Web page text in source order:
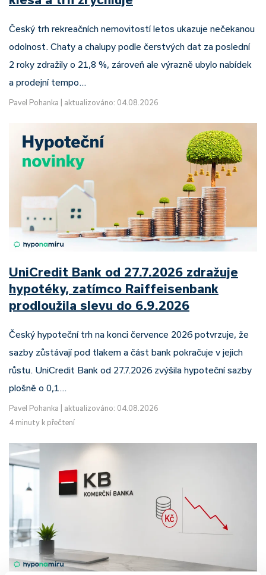
Český trh rekreačních nemovitostí letos ukazuje nečekanou
odolnost. Chaty a chalupy podle čerstvých dat za poslední
2 roky zdražily o 21,8 %, zároveň ale výrazně ubylo nabídek
a prodejní tempo…
Pavel Pohanka aktualizováno: 04.08.2026
UniCredit Bank od 27.7.2026 zdražuje
hypotéky, zatímco Raiffeisenbank
prodloužila slevu do 6.9.2026
Český hypoteční trh na konci července 2026 potvrzuje, že
sazby zůstávají pod tlakem a část bank pokračuje v jejich
růstu. UniCredit Bank od 27.7.2026 zvýšila hypoteční sazby
plošně o 0,1…
Pavel Pohanka
aktualizováno: 04.08.2026
4 minuty k přečtení